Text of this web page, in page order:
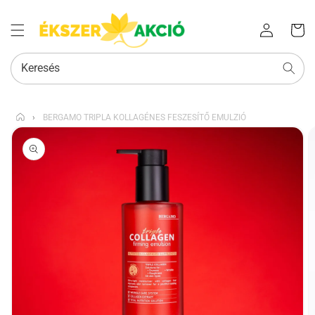
Bejelentkezés
kosara
Keresés
› BERGAMO TRIPLA KOLLAGÉNES FESZESÍTŐ EMULZIÓ
KIHAGYÁS, ÉS
UGRÁS A
TERMÉKADATOKRA